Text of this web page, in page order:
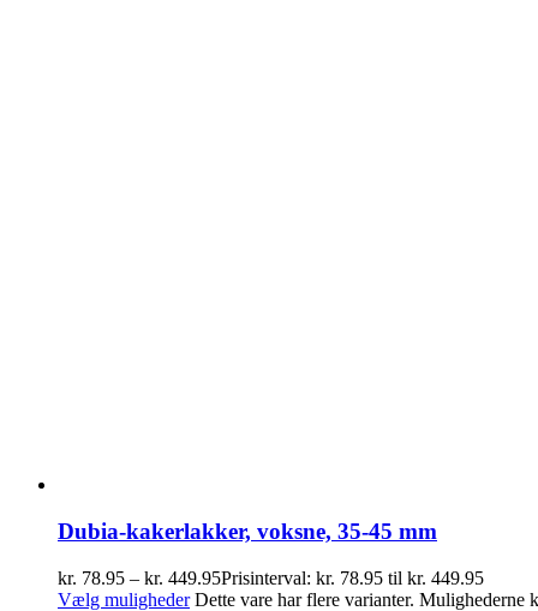
Dubia-kakerlakker, voksne, 35-45 mm
kr. 78.95 – kr. 449.95Prisinterval: kr. 78.95 til kr. 449.95
Vælg muligheder Dette vare har flere varianter. Mulighederne